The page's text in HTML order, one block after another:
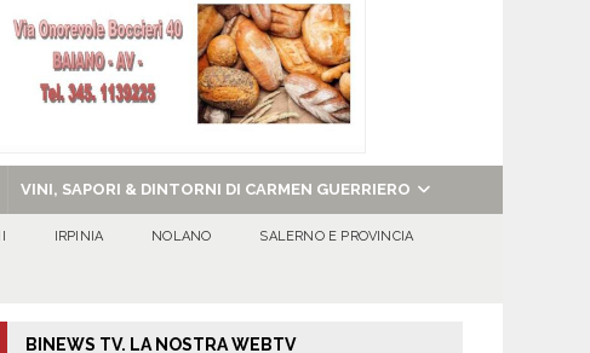
VINI, SAPORI & DINTORNI DI CARMEN GUERRIERO
IRPINIA NOLANO SALERNO E PROVINCIA
BINEWS TV. LA NOSTRA WEBTV